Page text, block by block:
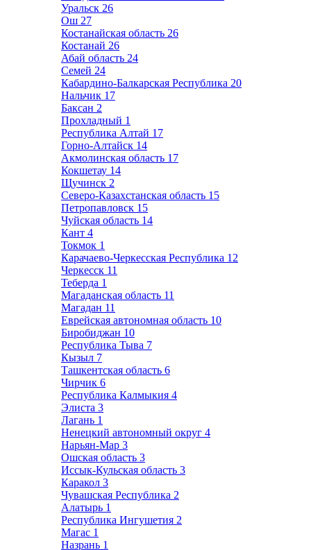
Уральск 26
Ош 27
Костанайская область 26
Костанай 26
Абай область 24
Семей 24
Кабардино-Балкарская Республика 20
Нальчик 17
Баксан 2
Прохладный 1
Республика Алтай 17
Горно-Алтайск 14
Акмолинская область 17
Кокшетау 14
Щучинск 2
Северо-Казахстанская область 15
Петропавловск 15
Чуйская область 14
Кант 4
Токмок 1
Карачаево-Черкесская Республика 12
Черкесск 11
Теберда 1
Магаданская область 11
Магадан 11
Еврейская автономная область 10
Биробиджан 10
Республика Тыва 7
Кызыл 7
Ташкентская область 6
Чирчик 6
Республика Калмыкия 4
Элиста 3
Лагань 1
Ненецкий автономный округ 4
Нарьян-Мар 3
Ошская область 3
Иссык-Кульская область 3
Каракол 3
Чувашская Республика 2
Алатырь 1
Республика Ингушетия 2
Магас 1
Назрань 1